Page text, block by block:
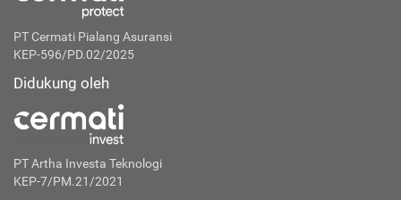
PT Cermati Pialang Asuransi
KEP-596/PD.02/2025
Didukung oleh
PT Artha Investa Teknologi
KEP-7/PM.21/2021